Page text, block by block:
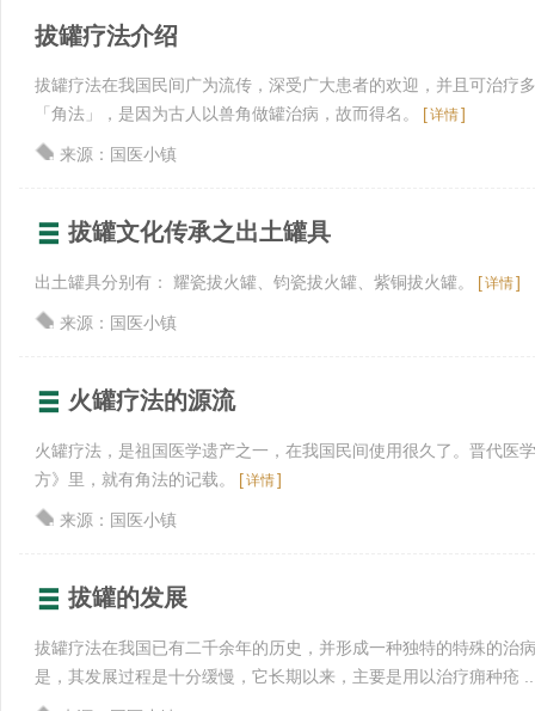
拔罐疗法介绍
拔罐疗法在我国民间广为流传，深受广大患者的欢迎，并且可治疗
「角法」，是因为古人以兽角做罐治病，故而得名。
[详情]
来源：国医小镇
拔罐文化传承之出土罐具
出土罐具分别有： 耀瓷拔火罐、钧瓷拔火罐、紫铜拔火罐。 [详情]
来源：国医小镇
火罐疗法的源流
火罐疗法，是祖国医学遗产之一，在我国民间使用很久了。晋代医
方》里，就有角法的记载。
[详情]
来源：国医小镇
拔罐的发展
拔罐疗法在我国已有二千余年的历史，并形成一种独特的特殊的治
是，其发展过程是十分缓慢，它长期以来，主要是用以治疗痈种疮